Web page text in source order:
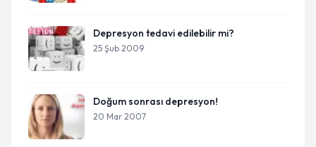
Depresyon tedavi edilebilir mi?
25 Şub 2009
Doğum sonrası depresyon!
20 Mar 2007